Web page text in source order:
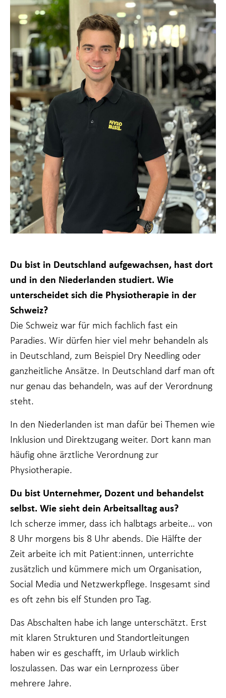
Du bist in Deutschland aufgewachsen, hast dort
und in den Niederlanden studiert. Wie
unterscheidet sich die Physiotherapie in der
Schweiz?
Die Schweiz war für mich fachlich fast ein
Paradies. Wir dürfen hier viel mehr behandeln als
in Deutschland, zum Beispiel Dry Needling oder
ganzheitliche Ansätze. In Deutschland darf man oft
nur genau das behandeln, was auf der Verordnung
steht.
In den Niederlanden ist man dafür bei Themen wie
Inklusion und Direktzugang weiter. Dort kann man
häufig ohne ärztliche Verordnung zur
Physiotherapie.
Du bist Unternehmer, Dozent und behandelst
selbst. Wie sieht dein Arbeitsalltag aus?
Ich scherze immer, dass ich halbtags arbeite… von
8 Uhr morgens bis 8 Uhr abends. Die Hälfte der
Zeit arbeite ich mit Patient:innen, unterrichte
zusätzlich und kümmere mich um Organisation,
Social Media und Netzwerkpflege. Insgesamt sind
es oft zehn bis elf Stunden pro Tag.
Das Abschalten habe ich lange unterschätzt. Erst
mit klaren Strukturen und Standortleitungen
haben wir es geschafft, im Urlaub wirklich
loszulassen. Das war ein Lernprozess über
mehrere Jahre.